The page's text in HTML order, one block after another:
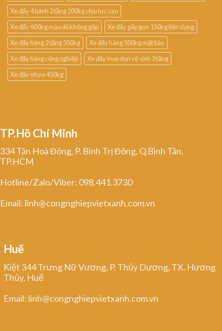
Xe đẩy 4 bánh 2 tầng 200kg chịu lực cao
Xe đẩy 600kg màu đỏ không gập
Xe đẩy gấp gọn 150kg tiện dụng
Xe đẩy hàng 2 tầng 350kg
Xe đẩy hàng 500kg mặt bàn
Xe đẩy hàng công nghiệp
Xe đẩy inox dọn vệ sinh 3 tầng
Xe đẩy nhựa 450kg
TP.Hồ Chí Minh
334 Tân Hoà Đông, P. Bình Trị Đông, Q.Bình Tân,
TP.HCM
Hotline/Zalo/Viber: 098.441.3730
Email: linh@congnghiepvietxanh.com.vn
Huế
Kiệt 344 Trưng Nữ Vương, P. Thủy Dương, TX. Hương
Thủy, Huế
Email: linh@congnghiepvietxanh.com.vn